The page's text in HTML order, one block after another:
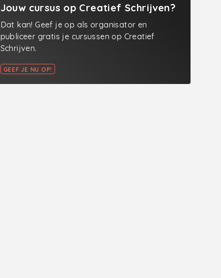
Jouw cursus op Creatief Schrijven?
Dat kan! Geef je op als organisator en
publiceer gratis je cursussen op Creatief
Schrijven.
GEEF JE NU OP!